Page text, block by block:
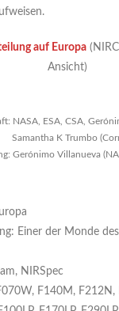
auf Europa
Ansicht)
NASA, ESA, CSA,
Samantha K Trumbo
Gerónimo Villanueva
Einer der Monde
NIRSpec
F140M,